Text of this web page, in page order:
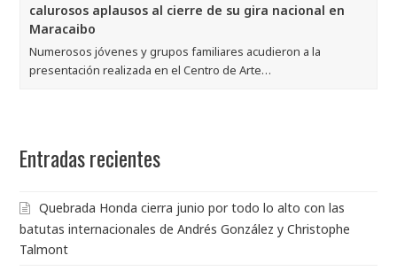
calurosos aplausos al cierre de su gira nacional en
Maracaibo
Numerosos jóvenes y grupos familiares acudieron a la
presentación realizada en el Centro de Arte…
Entradas recientes
Quebrada Honda cierra junio por todo lo alto con las
batutas internacionales de Andrés González y Christophe
Talmont